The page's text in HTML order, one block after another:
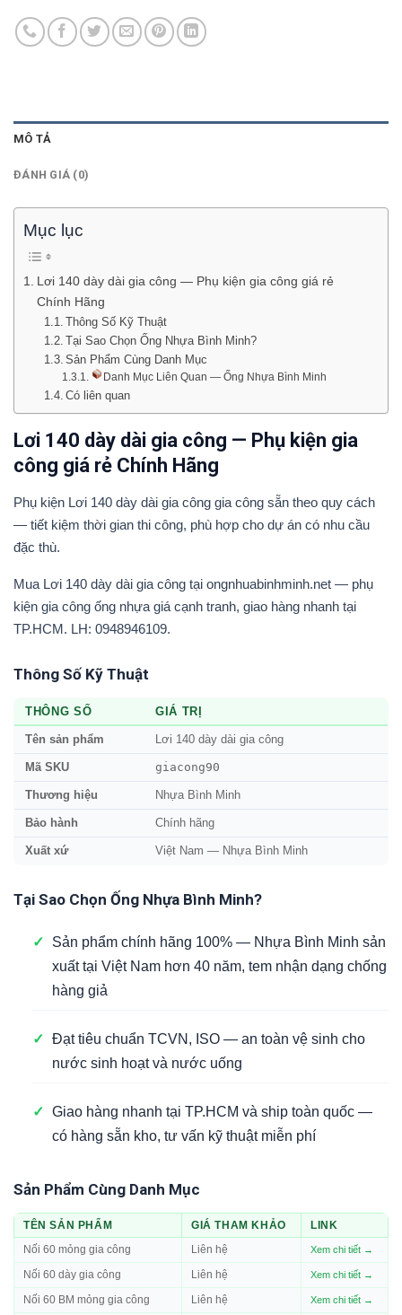
MÔ TẢ
ĐÁNH GIÁ (0)
Mục lục
Lơi 140 dày dài gia công — Phụ kiện gia công giá rẻ
Chính Hãng
Thông Số Kỹ Thuật
Tại Sao Chọn Ống Nhựa Bình Minh?
Sản Phẩm Cùng Danh Mục
Danh Mục Liên Quan — Ống Nhựa Bình Minh
Có liên quan
Lơi 140 dày dài gia công — Phụ kiện gia
công giá rẻ Chính Hãng
Phụ kiện Lơi 140 dày dài gia công gia công sẵn theo quy cách
— tiết kiệm thời gian thi công, phù hợp cho dự án có nhu cầu
đặc thù.
Mua Lơi 140 dày dài gia công tại ongnhuabinhminh.net — phụ
kiện gia công ống nhựa giá cạnh tranh, giao hàng nhanh tại
TP.HCM. LH: 0948946109.
Thông Số Kỹ Thuật
THÔNG SỐ GIÁ TRỊ
Tên sản phẩm Lơi 140 dày dài gia công
Mã SKU giacong90
Thương hiệu Nhựa Bình Minh
Bảo hành Chính hãng
Xuất xứ Việt Nam — Nhựa Bình Minh
Tại Sao Chọn Ống Nhựa Bình Minh?
✓
Sản phẩm chính hãng 100% — Nhựa Bình Minh sản
xuất tại Việt Nam hơn 40 năm, tem nhận dạng chống
hàng giả
✓ Đạt tiêu chuẩn TCVN, ISO — an toàn vệ sinh cho
nước sinh hoạt và nước uống
✓ Giao hàng nhanh tại TP.HCM và ship toàn quốc —
có hàng sẵn kho, tư vấn kỹ thuật miễn phí
Sản Phẩm Cùng Danh Mục
TÊN SẢN PHẨM GIÁ THAM KHẢO
LINK
Nối 60 mỏng gia công
Liên hệ Xem chi tiết →
Nối 60 dày gia công Liên hệ Xem chi tiết →
Nối 60 BM mỏng gia công Liên hệ Xem chi tiết →